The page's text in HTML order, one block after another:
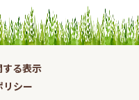
る表示
リシー